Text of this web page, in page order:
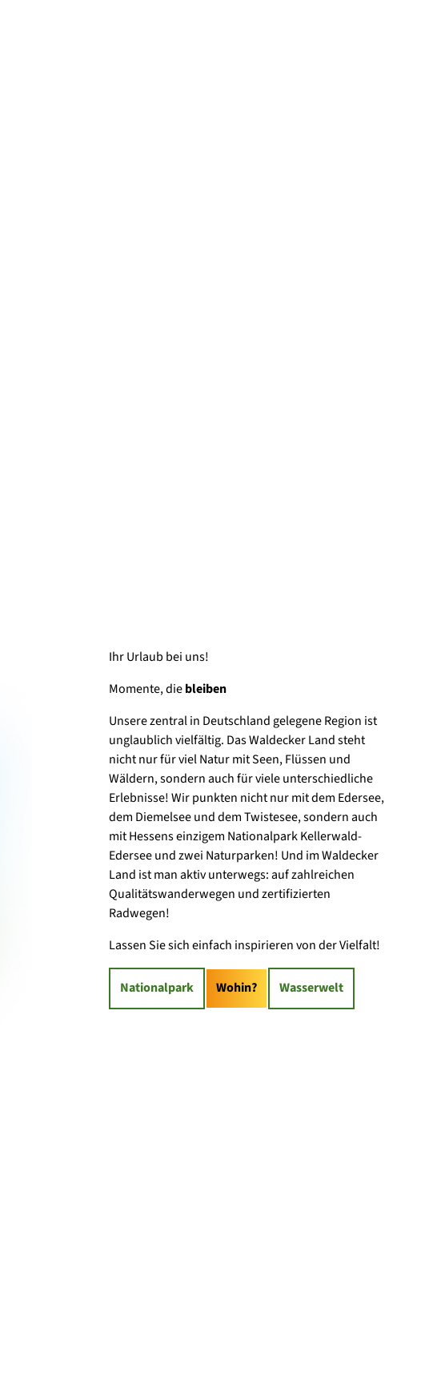
Ihr Urlaub bei uns!
Momente, diebleiben
Unsere zentral in Deutschland gelegene Region ist
unglaublich vielfältig. Das Waldecker Land steht
nicht nur für viel Natur mit Seen, Flüssen und
Wäldern, sondern auch für viele unterschiedliche
Erlebnisse! Wir punkten nicht nur mit dem Edersee,
dem Diemelsee und dem Twistesee, sondern auch
mit Hessens einzigem Nationalpark Kellerwald-
Edersee und zwei Naturparken! Und im Waldecker
Land ist man aktiv unterwegs: auf zahlreichen
Qualitätswanderwegen und zertifizierten
Radwegen!
Lassen Sie sich einfach inspirieren von der Vielfalt!
Nationalpark Wohin? Wasserwelt